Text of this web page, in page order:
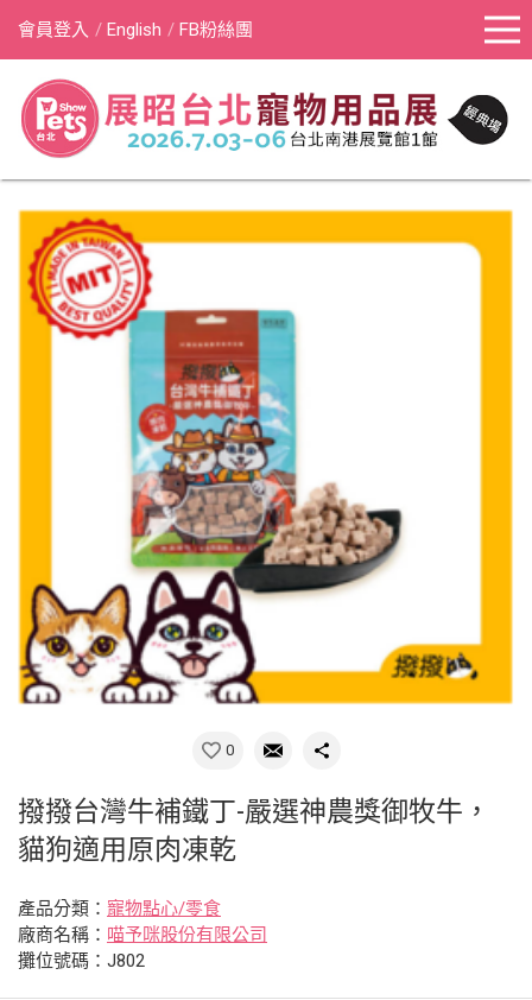
會員登入 English FB粉絲團
0
撥撥台灣牛補鐵丁-嚴選神農獎御牧牛，
貓狗適用原肉凍乾
產品分類： 寵物點心/零食
廠商名稱： 喵予咪股份有限公司
攤位號碼：J802